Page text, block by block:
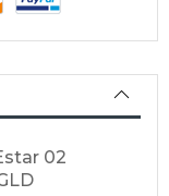
02